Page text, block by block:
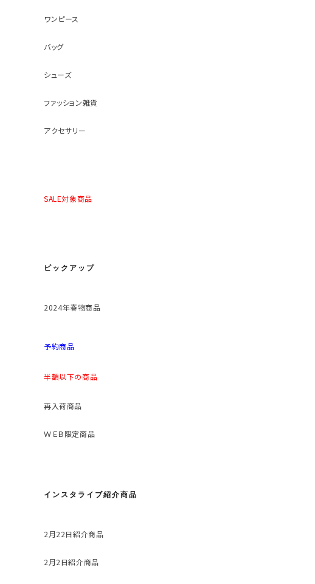
ワンピース
バッグ
シューズ
ファッション雑貨
アクセサリー
SALE対象商品
ピックアップ
2024年春物商品
予約商品
半額以下の商品
再入荷商品
ＷＥＢ限定商品
インスタライブ紹介商品
2月22日紹介商品
2月2日紹介商品